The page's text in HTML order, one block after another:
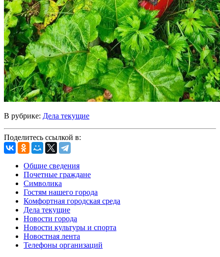
В рубрике: Дела текущие
Поделитесь ссылкой в:
Общие сведения
Почетные граждане
Символика
Гостям нашего города
Комфортная городская среда
Дела текущие
Новости города
Новости культуры и спорта
Новостная лента
Телефоны организаций